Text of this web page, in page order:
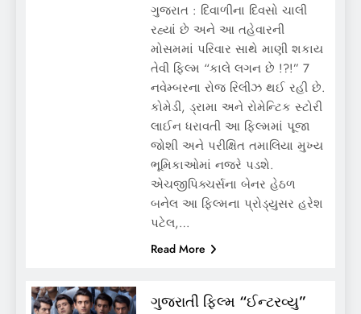
ગુજરાત : દિવાળીના દિવસો ચાલી
રહ્યાં છે અને આ તહેવારની
મોસમમાં પરિવાર સાથે માણી શકાય
તેવી ફિલ્મ “કાલે લગન છે !?!” 7
નવેમ્બરના રોજ રિલીઝ થઈ રહી છે.
કોમેડી, ડ્રામા અને રોમેન્ટિક સ્ટોરી
લાઈન ધરાવતી આ ફિલ્મમાં પૂજા
જોશી અને પરીક્ષિત તમાલિયા મુખ્ય
ભૂમિકાઓમાં નજરે પડશે.
એચજીપિક્ચર્સના બેનર હેઠળ
બનેલ આ ફિલ્મના પ્રોડ્યુસર હરેશ
પટેલ,…
Read More
ગુજરાતી ફિલ્મ “ઈન્ટરવ્યુ”